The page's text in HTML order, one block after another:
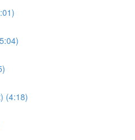
(4:18)